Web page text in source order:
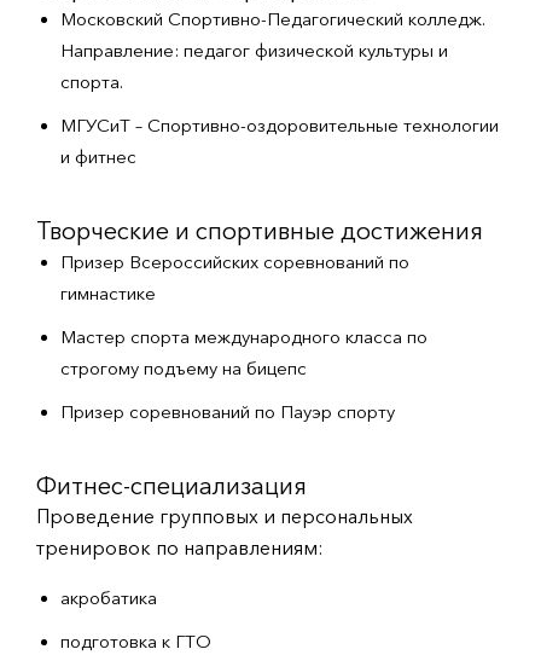
Московский Спортивно-Педагогический колледж.
Направление: педагог физической культуры и
спорта.
МГУСиТ – Спортивно-оздоровительные технологии
и фитнес
Творческие и спортивные достижения
Призер Всероссийских соревнований по
гимнастике
Мастер спорта международного класса по
строгому подъему на бицепс
Призер соревнований по Пауэр спорту
Фитнес-специализация
Проведение групповых и персональных
тренировок по направлениям:
акробатика
подготовка к ГТО